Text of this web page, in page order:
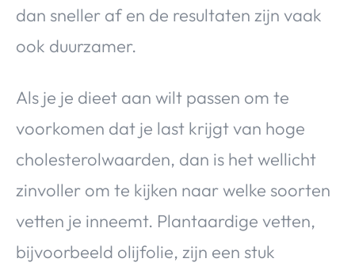
dan sneller af en de resultaten zijn vaak
ook duurzamer.
Als je je dieet aan wilt passen om te
voorkomen dat je last krijgt van hoge
cholesterolwaarden, dan is het wellicht
zinvoller om te kijken naar welke soorten
vetten je inneemt. Plantaardige vetten,
bijvoorbeeld olijfolie, zijn een stuk